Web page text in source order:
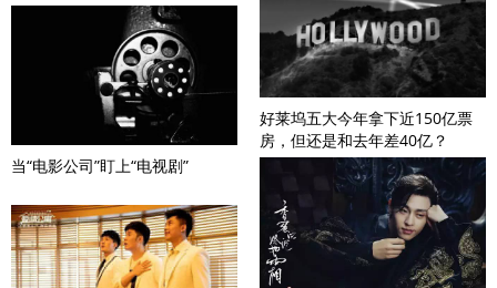
当“电影公司”盯上“电视剧”
好莱坞五大今年拿下近150亿票
房，但还是和去年差40亿？